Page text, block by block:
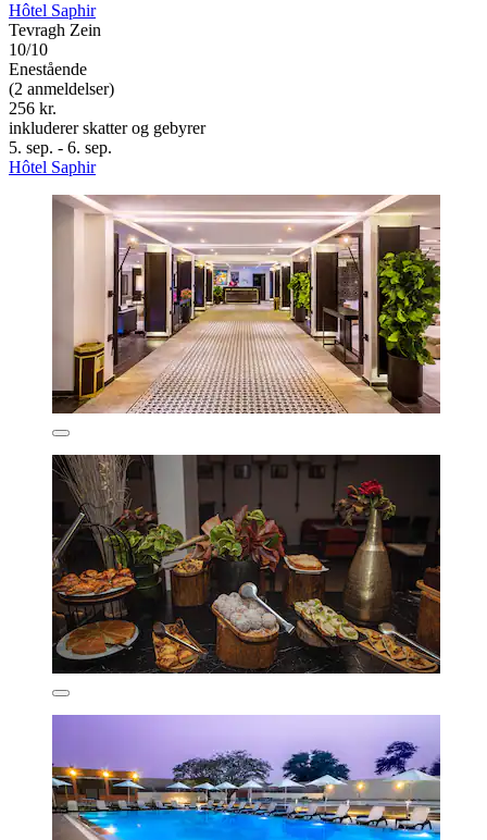
Hôtel Saphir
Tevragh Zein
10/10
Enestående
(2 anmeldelser)
256 kr.
inkluderer skatter og gebyrer
5. sep. - 6. sep.
Hôtel Saphir